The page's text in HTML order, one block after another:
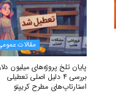
مقالات
پایان تلخ پروژه‌های میلیون
بررسی ۴ دلیل اصلی تعطیلی
استارتاپ‌های مطرح کریپتو